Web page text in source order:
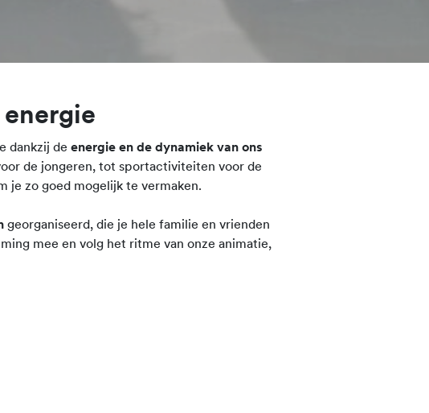
dankzij de energie en de dynamiek van ons
de jongeren, tot sportactiviteiten voor de
je zo goed mogelijk te vermaken.
georganiseerd, die je hele familie en vrienden
mee en volg het ritme van onze animatie,